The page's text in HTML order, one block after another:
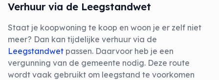
Verhuur via de Leegstandwet
Staat je koopwoning te koop en woon je er zelf niet
meer? Dan kan tijdelijke verhuur via de
Leegstandwet passen. Daarvoor heb je een
vergunning van de gemeente nodig. Deze route
wordt vaak gebruikt om leegstand te voorkomen